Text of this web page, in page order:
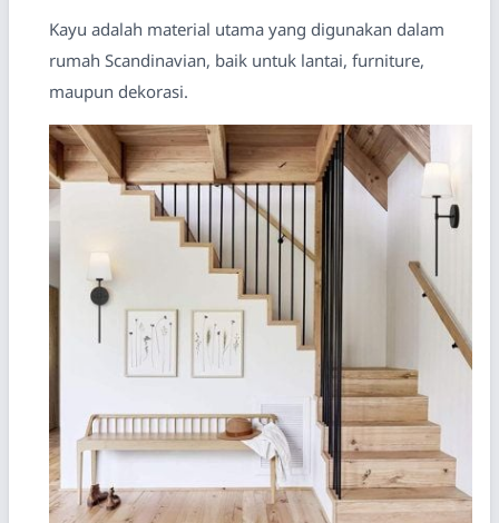
Kayu adalah material utama yang digunakan dalam
rumah Scandinavian, baik untuk lantai, furniture,
maupun dekorasi.